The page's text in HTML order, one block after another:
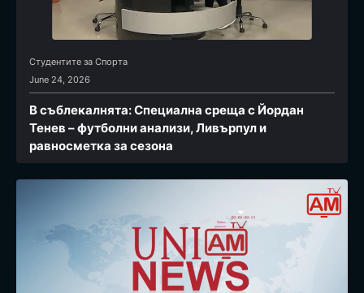
Студентите за Спортa
June 24, 2026
В съблекалнята: Специална среща с Йордан
Тенев – футболни анализи, Ливърпул и
равносметка за сезона